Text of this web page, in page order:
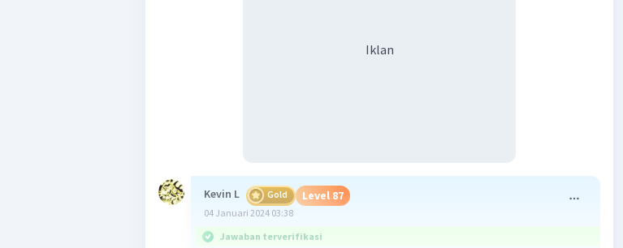
Iklan
Kevin L Gold Level 87
04 Januari 2024 03:38
Jawaban terverifikasi